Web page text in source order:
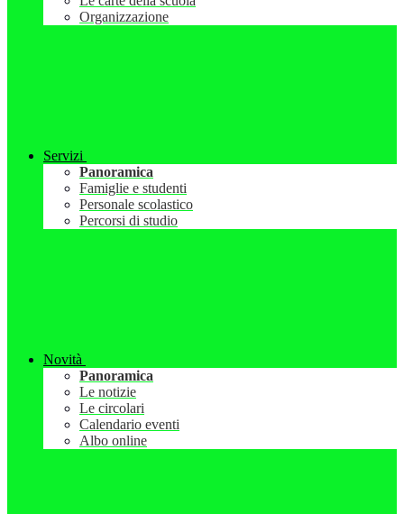
Organizzazione
Servizi
Panoramica
Famiglie e studenti
Personale scolastico
Percorsi di studio
Novità
Panoramica
Le notizie
Le circolari
Calendario eventi
Albo online